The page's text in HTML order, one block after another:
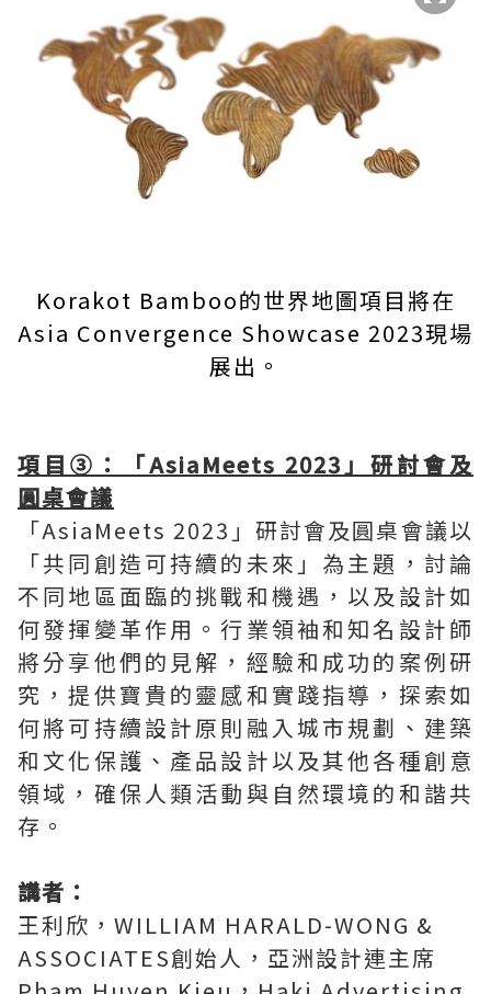
Korakot Bamboo的世界地圖項目將在
Asia Convergence Showcase 2023現場
展出。
項目③：「AsiaMeets 2023」研討會及
圓桌會議
「AsiaMeets 2023」研討會及圓桌會議以
「共同創造可持續的未來」為主題，討論
不同地區面臨的挑戰和機遇，以及設計如
何發揮變革作用。行業領袖和知名設計師
將分享他們的見解，經驗和成功的案例研
究，提供寶貴的靈感和實踐指導，探索如
何將可持續設計原則融入城市規劃、建築
和文化保護、產品設計以及其他各種創意
領域，確保人類活動與自然環境的和諧共
存。
講者：
王利欣，WILLIAM HARALD-WONG &
ASSOCIATES創始人，亞洲設計連主席